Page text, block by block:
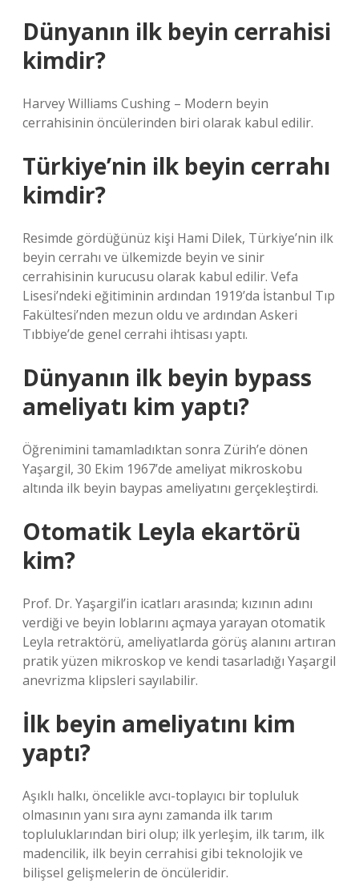
Dünyanın ilk beyin cerrahisi
kimdir?
Harvey Williams Cushing – Modern beyin
cerrahisinin öncülerinden biri olarak kabul edilir.
Türkiye’nin ilk beyin cerrahı
kimdir?
Resimde gördüğünüz kişi Hami Dilek, Türkiye’nin ilk
beyin cerrahı ve ülkemizde beyin ve sinir
cerrahisinin kurucusu olarak kabul edilir. Vefa
Lisesi’ndeki eğitiminin ardından 1919’da İstanbul Tıp
Fakültesi’nden mezun oldu ve ardından Askeri
Tıbbiye’de genel cerrahi ihtisası yaptı.
Dünyanın ilk beyin bypass
ameliyatı kim yaptı?
Öğrenimini tamamladıktan sonra Zürih’e dönen
Yaşargil, 30 Ekim 1967’de ameliyat mikroskobu
altında ilk beyin baypas ameliyatını gerçekleştirdi.
Otomatik Leyla ekartörü
kim?
Prof. Dr. Yaşargil’in icatları arasında; kızının adını
verdiği ve beyin loblarını açmaya yarayan otomatik
Leyla retraktörü, ameliyatlarda görüş alanını artıran
pratik yüzen mikroskop ve kendi tasarladığı Yaşargil
anevrizma klipsleri sayılabilir.
İlk beyin ameliyatını kim
yaptı?
Aşıklı halkı, öncelikle avcı-toplayıcı bir topluluk
olmasının yanı sıra aynı zamanda ilk tarım
topluluklarından biri olup; ilk yerleşim, ilk tarım, ilk
madencilik, ilk beyin cerrahisi gibi teknolojik ve
bilişsel gelişmelerin de öncüleridir.